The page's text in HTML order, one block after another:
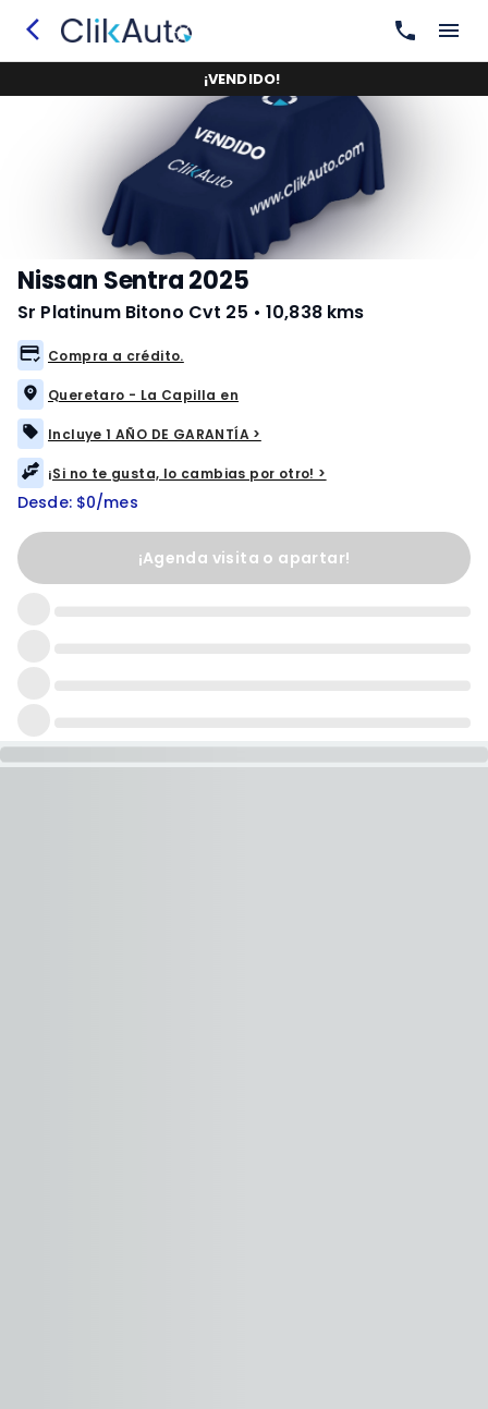
¡VENDIDO!
Nissan Sentra 2025
Sr Platinum Bitono Cvt 25 • 10,838 kms
Compra a crédito.
Queretaro - La Capilla en
Incluye 1 AÑO DE GARANTÍA >
¡Si no te gusta, lo cambias por otro! >
Desde: $0/mes
¡Agenda visita o apartar!